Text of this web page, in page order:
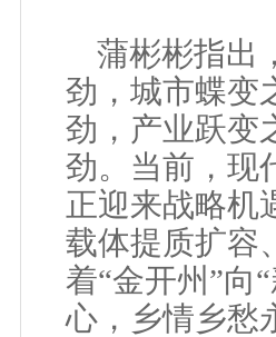
蒲彬彬指出
劲，城市蝶变
劲，产业跃变
劲。当前，现
正迎来战略机
载体提质扩容
着“金开州”向
心，乡情乡愁